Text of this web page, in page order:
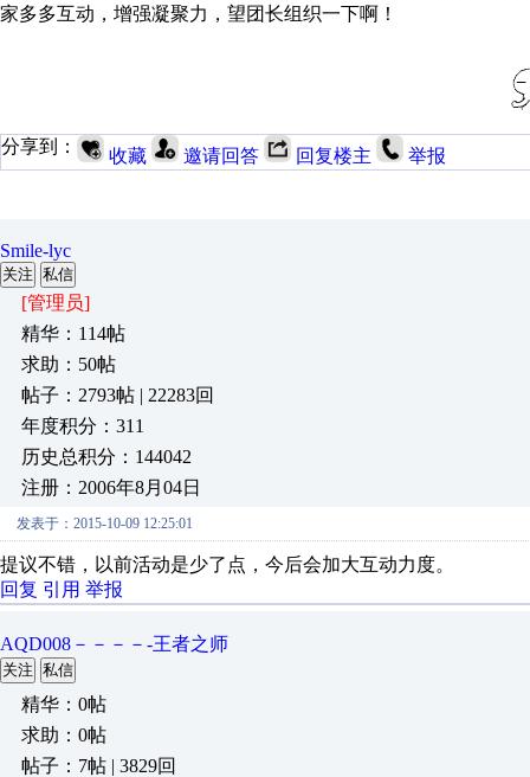
家多多互动，增强凝聚力，望团长组织一下啊！
分享到： 收藏 邀请回答 回复楼主 举报
Smile-lyc
关注 私信
[管理员]
精华：114帖
求助：50帖
帖子：2793帖 | 22283回
年度积分：311
历史总积分：144042
注册：2006年8月04日
发表于：2015-10-09 12:25:01
提议不错，以前活动是少了点，今后会加大互动力度。
回复 引用 举报
AQD008－－－－-王者之师
关注 私信
精华：0帖
求助：0帖
帖子：7帖 | 3829回